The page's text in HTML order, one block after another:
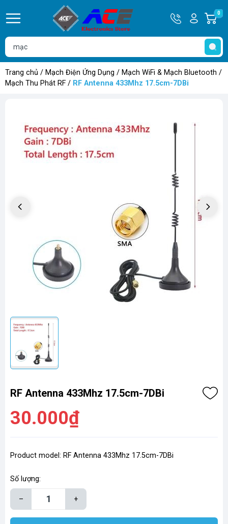
Hotline
0932
762514
Tài
khoản
Hello,
Khách
0
Trang chủ / Mạch Điện Ứng Dụng / Mạch WiFi & Mạch Bluetooth /
Mạch Thu Phát RF / RF Antenna 433Mhz 17.5cm-7DBi
RF Antenna 433Mhz 17.5cm-7DBi
30.000₫
Product model: RF Antenna 433Mhz 17.5cm-7DBi
Số lượng:
– +